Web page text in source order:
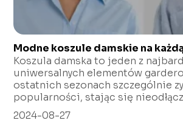
Modne koszule damskie na
Koszula damska to jeden z
uniwersalnych elementów
ostatnich sezonach szczególnie
popularności, stając się
2024-08-27